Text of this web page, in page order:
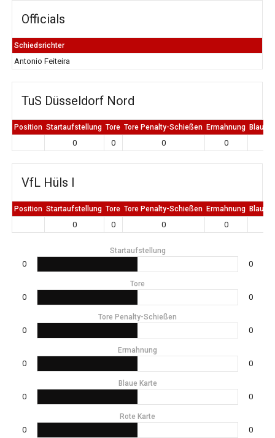
Officials
Schiedsrichter
Antonio Feiteira
TuS Düsseldorf Nord
Position Startaufstellung Tore Tore Penalty-Schießen Ermahnung Blaue
0 0 0 0
VfL Hüls I
Position Startaufstellung Tore Tore Penalty-Schießen Ermahnung Blaue
0 0 0 0
Startaufstellung
0 0
Tore
0 0
Tore Penalty-Schießen
0 0
Ermahnung
0 0
Blaue Karte
0 0
Rote Karte
0 0